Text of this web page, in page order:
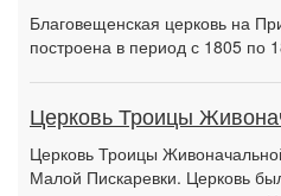
Благовещенская церковь на
построена в период с 1805 по
Церковь Троицы
Церковь Троицы
Малой Пискаревки. Церковь